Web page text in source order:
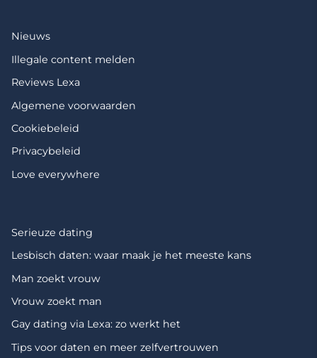
Nieuws
Illegale content melden
Reviews Lexa
Algemene voorwaarden
Cookiebeleid
Privacybeleid
Love everywhere
Serieuze dating
Lesbisch daten: waar maak je het meeste kans
Man zoekt vrouw
Vrouw zoekt man
Gay dating via Lexa: zo werkt het
Tips voor daten en meer zelfvertrouwen